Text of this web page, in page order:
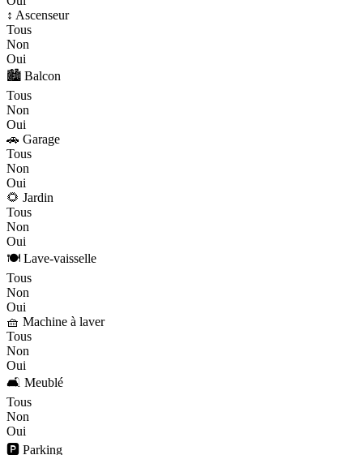
↕️ Ascenseur
Tous
Non
Oui
🏙️ Balcon
Tous
Non
Oui
🚗 Garage
Tous
Non
Oui
🌻 Jardin
Tous
Non
Oui
🍽️ Lave-vaisselle
Tous
Non
Oui
🧺 Machine à laver
Tous
Non
Oui
🛋️ Meublé
Tous
Non
Oui
🅿️ Parking